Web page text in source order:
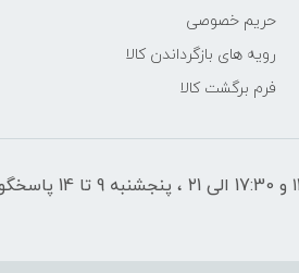
حریم خصوصی
رویه های بازگرداندن کالا
فرم برگشت کالا
شنبه تا چهارشنبه از ساعت 9 الی ۱4 و 17:30 الی ۲1 ،